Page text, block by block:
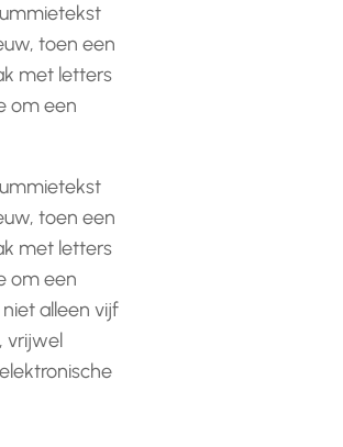
toen een
met letters
om een
toen een
met letters
om een
alleen vijf
vrijwel